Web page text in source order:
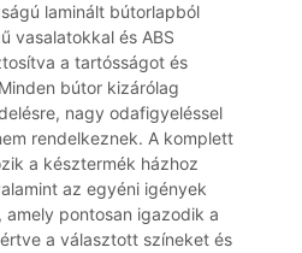
laminált bútorlapból
vasalatokkal és ABS
a tartósságot és
bútor kizárólag
nagy odafigyeléssel
rendelkeznek. A komplett
a késztermék házhoz
az egyéni igények
pontosan igazodik a
a választott színeket és